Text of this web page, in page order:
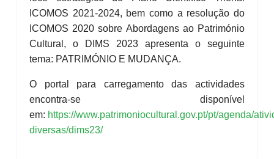
ICOMOS 2021-2024, bem como a resolução do
ICOMOS 2020 sobre Abordagens ao Património
Cultural, o DIMS 2023 apresenta o seguinte
tema: PATRIMÓNIO E MUDANÇA.
O portal para carregamento das actividades
encontra-se disponível
em: https://www.patrimoniocultural.gov.pt/pt/agenda/
diversas/dims23/